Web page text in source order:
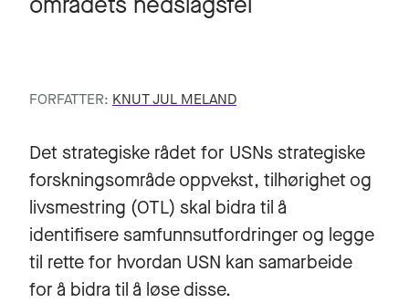
FORFATTER: KNUT JUL MELAND
Det strategiske rådet for USNs strategiske
forskningsområde oppvekst, tilhørighet og
livsmestring (OTL) skal bidra til å
identifisere samfunnsutfordringer og legge
til rette for hvordan USN kan samarbeide
for å bidra til å løse disse.